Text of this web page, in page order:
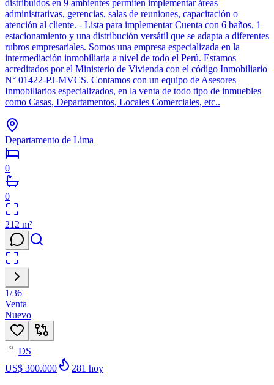
distribuidos en 9 ambientes permiten implementar áreas
administrativas, gerencias, salas de reuniones, capacitación o
atención al cliente. - Lista para implementar Cuenta con 6 baños, 1
estacionamiento y una distribución versátil que se adapta a diferentes
rubros empresariales. Somos una empresa especializada en la
intermediación inmobiliaria a nivel de todo el Perú. Estamos
acreditados por el Ministerio de Vivienda con el código Inmobiliario
N° 01422-PJ-MVCS. Contamos con un equipo de Asesores
Inmobiliarios especializados, en la venta de todo tipo de inmuebles
como Casas, Departamentos, Locales Comerciales, etc..
Departamento de Lima
0
0
212 m²
1/36
Venta
Nuevo
51
DS
US$ 300.000
281 hoy